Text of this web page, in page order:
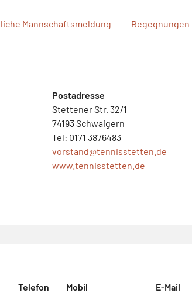
Mannschaftsmeldung Begegnungen
Postadresse
Stettener Str. 32/1
74193 Schwaigern
Tel: 0171 3876483
vorstand@tennisstetten.de
www.tennisstetten.de
Telefon Mobil
E-Mail